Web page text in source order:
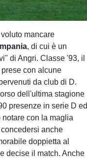
mancare
, di cui è un
di Angri. Classe '93, il
con alcune
da club di D.
dell'ultima stagione
presenze in serie D ed
con la maglia
anche
doppietta al
decise il match. Anche